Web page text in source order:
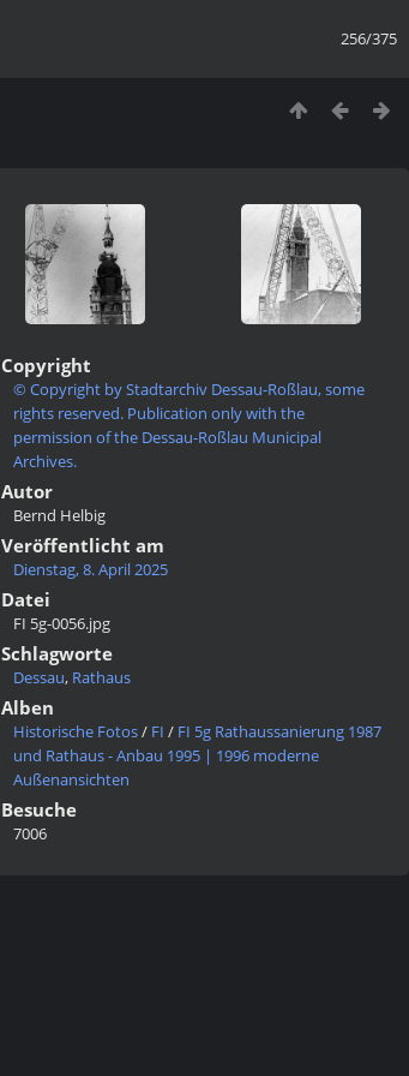
256/375
Copyright
© Copyright by Stadtarchiv Dessau-Roßlau, some
rights reserved. Publication only with the
permission of the Dessau-Roßlau Municipal
Archives.
Autor
Bernd Helbig
Veröffentlicht am
Dienstag, 8. April 2025
Datei
FI 5g-0056.jpg
Schlagworte
Dessau, Rathaus
Alben
Historische Fotos/ FI / FI 5g Rathaussanierung 1987
und Rathaus - Anbau 1995 | 1996 moderne
Außenansichten
Besuche
7006